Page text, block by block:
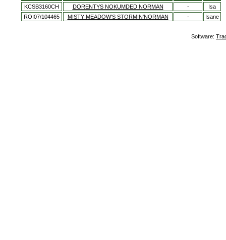
KCSB3160CH DORENTYS NOKUMDED NORMAN -
Isa
ROI07/104465
MISTY MEADOW'S STORMIN'NORMAN - Isane
Software: